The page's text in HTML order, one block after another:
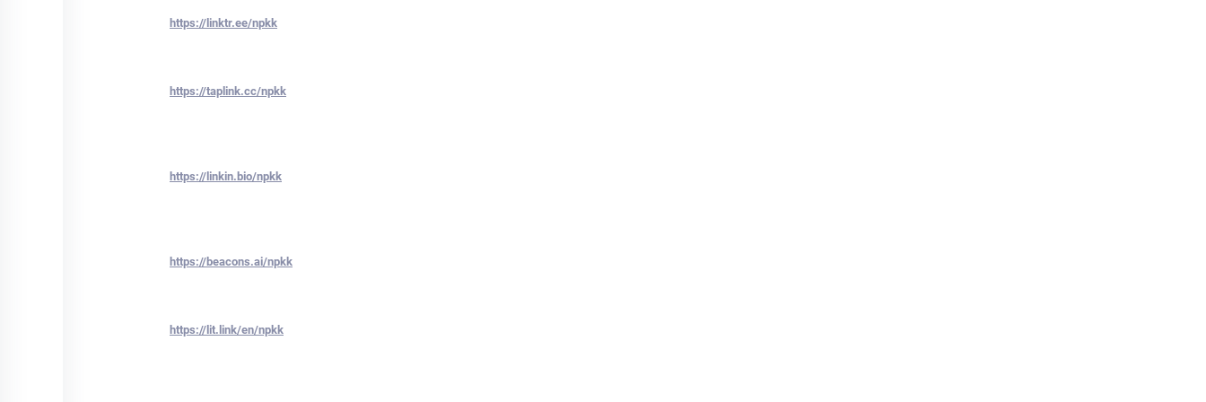
https://linktr.ee/npkk
https://taplink.cc/npkk
https://linkin.bio/npkk
https://beacons.ai/npkk
https://lit.link/en/npkk